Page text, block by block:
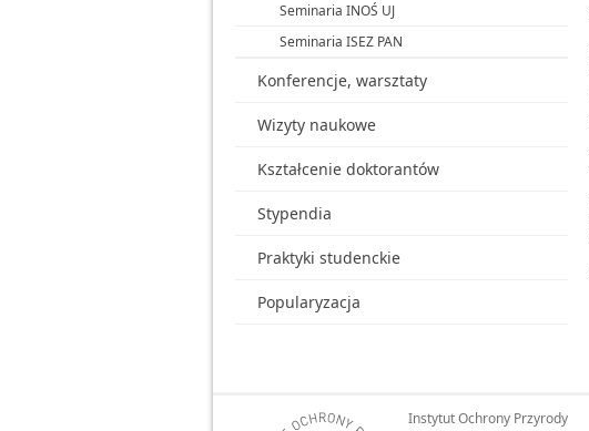
Seminaria INOŚ UJ
Seminaria ISEZ PAN
Konferencje, warsztaty
Wizyty naukowe
Kształcenie doktorantów
Stypendia
Praktyki studenckie
Popularyzacja
Instytut Ochrony Przyrody